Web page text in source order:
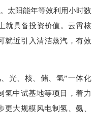
太阳能年等效利用小时数
就具备投资价值。云霄核
就近引入清洁蒸汽，有效
光、核、储、氢”一体化
氢中试基地等项目，着力
大规模风电制氢、氨、